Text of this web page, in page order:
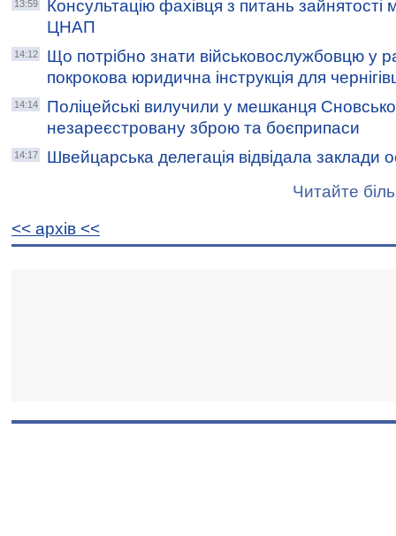
13:59
Консультацію фахівця з питань
ЦНАП
14:12
Що потрібно знати військовослужбовцю у
покрокова юридична інструкція для
14:14
Поліцейські вилучили у мешканця
незареєстровану зброю та боєприпаси
14:17
Швейцарська делегація відвідала заклади
Читайте
<< архiв <<